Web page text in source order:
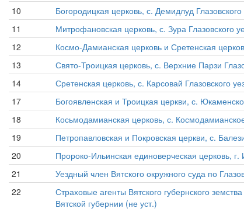
10
Богородицкая церковь, с. Демидлуд
11
Митрофановская церковь, с. Зура Глазовского
12
Космо-Дамианская церковь и Сретенская
13
Свято-Троицкая церковь, с. Верхние Парзи
14
Сретенская церковь, с. Карсовай Глазовского
17
Богоявленская и Троицкая церкви, с.
18
Косьмодамианская церковь, с.
19
Петропавловская и Покровская церкви, с.
20
Пророко-Ильинская единоверческая церковь,
21
Уездный член Вятского окружного суда по
22
Страховые агенты Вятского губернского
Вятской губернии (не уст.)